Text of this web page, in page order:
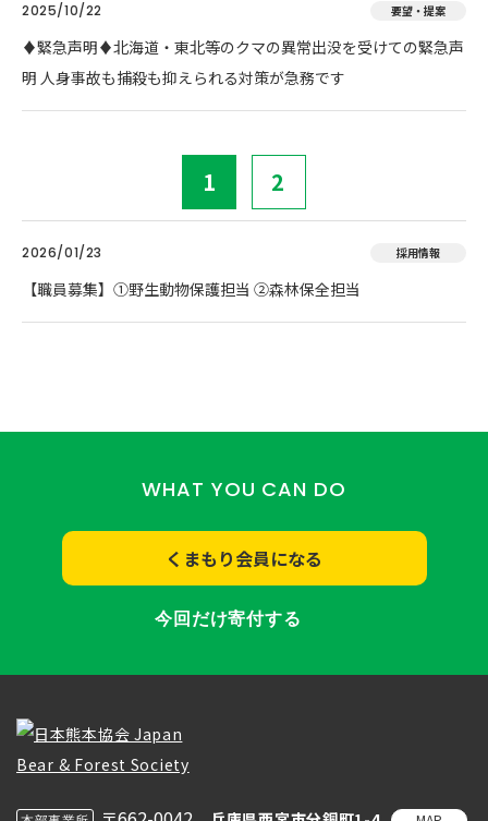
2025/10/22 要望・提案
♦️緊急声明♦️北海道・東北等のクマの異常出没を受けての緊急声
明 人身事故も捕殺も抑えられる対策が急務です
1 2
2026/01/23 採用情報
【職員募集】①野生動物保護担当 ②森林保全担当
WHAT YOU CAN DO
くまもり会員になる
今回だけ寄付する